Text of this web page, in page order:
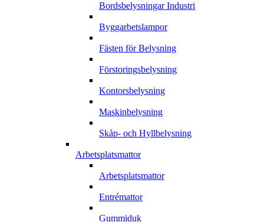
Bordsbelysningar Industri
Byggarbetslampor
Fästen för Belysning
Förstoringsbelysning
Kontorsbelysning
Maskinbelysning
Skåp- och Hyllbelysning
Arbetsplatsmattor
Arbetsplatsmattor
Entrémattor
Gummiduk